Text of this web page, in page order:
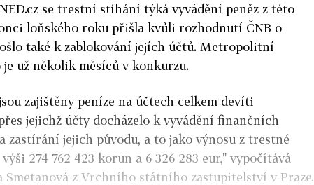
se trestní stíhání týká vyvádění peněz z této
loňského roku přišla kvůli rozhodnutí ČNB o
také k zablokování jejích účtů. Metropolitní
už několik měsíců v konkurzu.
zajištěny peníze na účtech celkem devíti
jejichž účty docházelo k vyvádění finančních
zastírání jejich původu, a to jako výnosu z trestné
274 762 423 korun a 6 326 283 eur," vypočítává
Smetanová z Vrchního státního zastupitelství v Praze.